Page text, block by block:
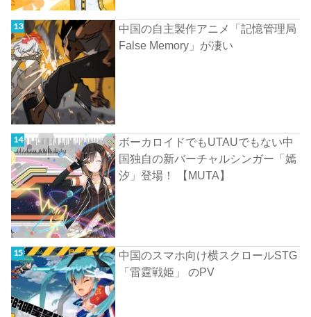
中国の自主製作アニメ「記憶管理局
False Memory」が凄い
ボーカロイドでもUTAUでもない中
国独自の新バーチャルシンガー「嫣
汐」登場！ 【MUTA】
中国のスマホ向け横スクロールSTG
「雷霆戦姫」 のPV